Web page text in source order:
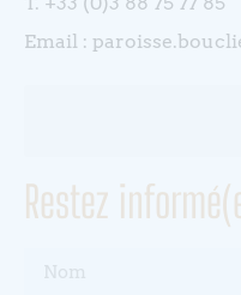
Email :
Restez